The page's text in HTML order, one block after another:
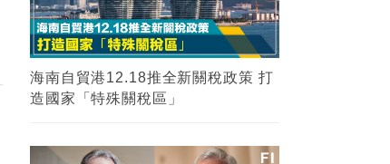
海南自貿港12.18推全新關稅政策 打
造國家「特殊關稅區」